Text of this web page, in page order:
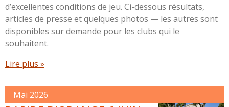
d’excellentes conditions de jeu. Ci-dessous résultats,
articles de presse et quelques photos — les autres sont
disponibles sur demande pour les clubs qui le
souhaitent.
Lire plus »
Mai 2026